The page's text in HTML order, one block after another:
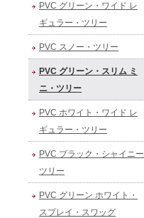
PVC グリーン・ワイド レ
ギュラー・ツリー
PVC スノー・ツリー
PVC グリーン・スリム ミ
ニ・ツリー
PVC ホワイト・ワイド レ
ギュラー・ツリー
PVC ブラック・シャイニー
ツリー
PVC グリーン ホワイト・
スプレイ・スワッグ